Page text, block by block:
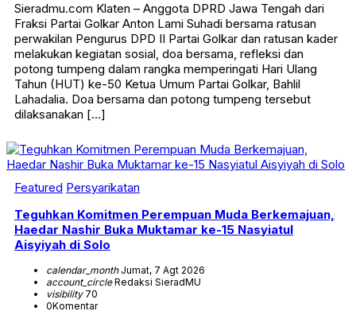
Sieradmu.com Klaten – Anggota DPRD Jawa Tengah dari
Fraksi Partai Golkar Anton Lami Suhadi bersama ratusan
perwakilan Pengurus DPD II Partai Golkar dan ratusan kader
melakukan kegiatan sosial, doa bersama, refleksi dan
potong tumpeng dalam rangka memperingati Hari Ulang
Tahun (HUT) ke-50 Ketua Umum Partai Golkar, Bahlil
Lahadalia. Doa bersama dan potong tumpeng tersebut
dilaksanakan […]
Featured Persyarikatan
Teguhkan Komitmen Perempuan Muda Berkemajuan,
Haedar Nashir Buka Muktamar ke-15 Nasyiatul
Aisyiyah di Solo
calendar_monthJumat, 7 Agt 2026
account_circleRedaksi SieradMU
visibility70
0Komentar